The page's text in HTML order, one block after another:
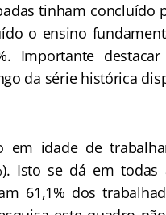
tinham concluído
o ensino
Importante
da série histórica
em idade de
Isto se dá em todas
61,1% dos